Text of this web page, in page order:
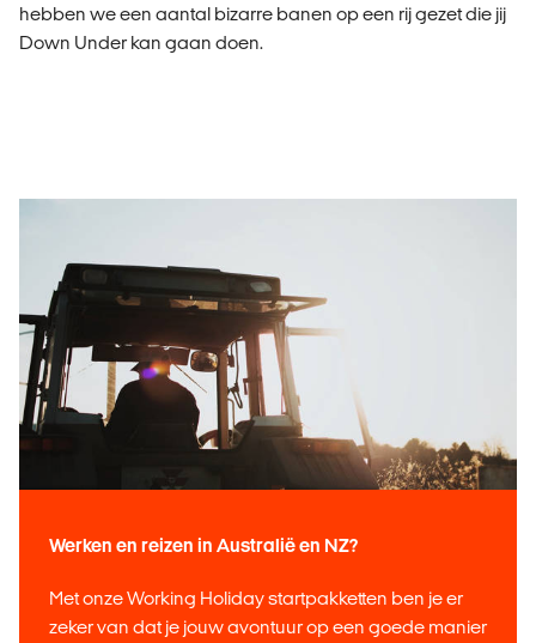
hebben we een aantal bizarre banen op een rij gezet die jij
Down Under kan gaan doen.
Werken en reizen in Australië en NZ?
Met onze Working Holiday startpakketten ben je er
zeker van dat je jouw avontuur op een goede manier